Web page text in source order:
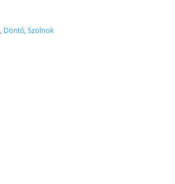
, Döntő, Szolnok